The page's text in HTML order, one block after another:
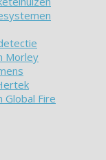
Morley
Global Fire